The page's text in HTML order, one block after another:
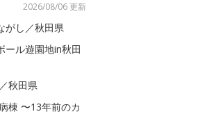
2026/08/06 更新
がし／秋田県
ール遊園地in秋田
秋田県
棟 〜13年前のカ